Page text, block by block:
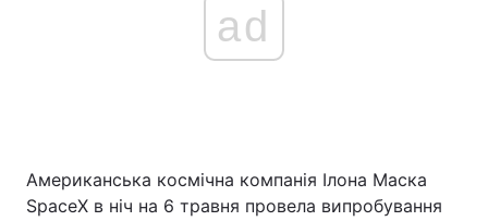
Україна Політика
ad
Американська космічна компанія Ілона Маска
SpaceX в ніч на 6 травня провела випробування